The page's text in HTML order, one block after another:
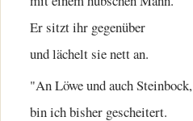
Er sitzt ihr gegenüber
und lächelt sie nett an.
"An Löwe und auch Steinbock,
bin ich bisher gescheitert.